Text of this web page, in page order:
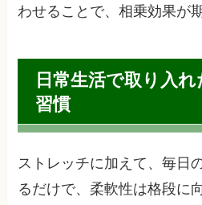
わせることで、相乗効果が
日常生活で取り入
習慣
ストレッチに加えて、毎日
るだけで、柔軟性は格段に